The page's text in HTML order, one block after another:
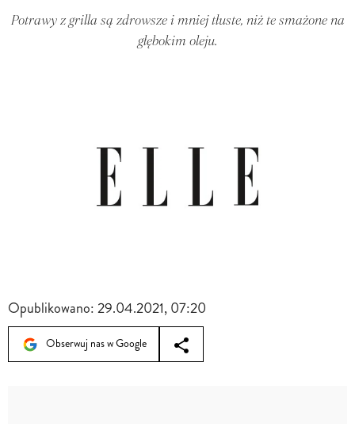
Potrawy z grilla są zdrowsze i mniej tłuste, niż te smażone na
głębokim oleju.
Opublikowano:29.04.2021, 07:20
Obserwuj nas w Google